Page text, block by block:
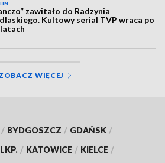
zawitało do Radzynia
Kultowy serial TVP wraca po
WIĘCEJ
/ BYDGOSZCZ / GDAŃSK /
/ KATOWICE / KIELCE /